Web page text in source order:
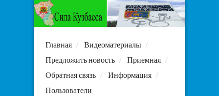
Главная
Видеоматериалы
Предложить новость
Приемная
Обратная связь
Информация
Пользователи